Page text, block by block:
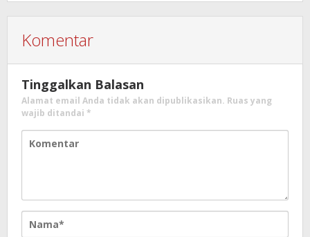
Komentar
Tinggalkan Balasan
Alamat email Anda tidak akan dipublikasikan. Ruas yang
wajib ditandai *